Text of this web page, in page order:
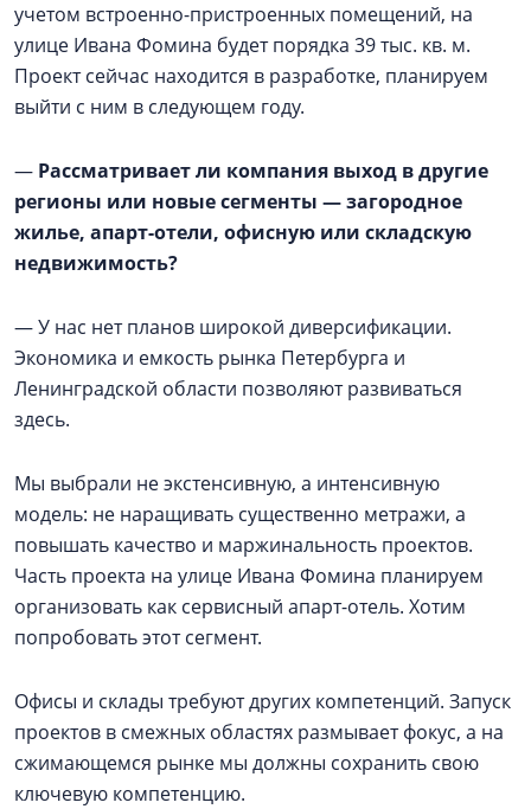
учетом встроенно-пристроенных помещений, на
улице Ивана Фомина будет порядка 39 тыс. кв. м.
Проект сейчас находится в разработке, планируем
выйти с ним в следующем году.
— Рассматривает ли компания выход в другие
регионы или новые сегменты — загородное
жилье, апарт-отели, офисную или складскую
недвижимость?
— У нас нет планов широкой диверсификации.
Экономика и емкость рынка Петербурга и
Ленинградской области позволяют развиваться
здесь.
Мы выбрали не экстенсивную, а интенсивную
модель: не наращивать существенно метражи, а
повышать качество и маржинальность проектов.
Часть проекта на улице Ивана Фомина планируем
организовать как сервисный апарт-отель. Хотим
попробовать этот сегмент.
Офисы и склады требуют других компетенций. Запуск
проектов в смежных областях размывает фокус, а на
сжимающемся рынке мы должны сохранить свою
ключевую компетенцию.